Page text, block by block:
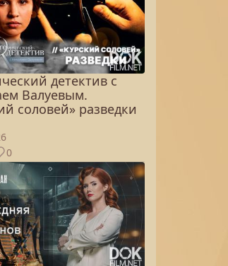
детектив с
Валуевым.
соловей» разведки
0